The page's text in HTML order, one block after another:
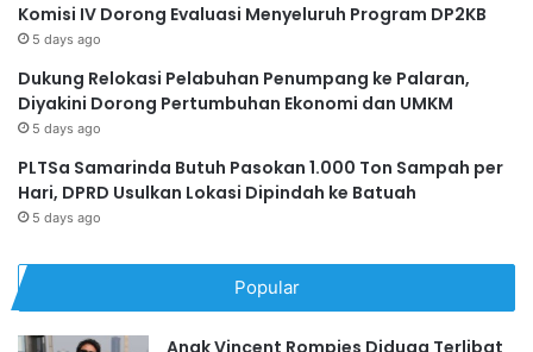
Komisi IV Dorong Evaluasi Menyeluruh Program DP2KB
5 days ago
Dukung Relokasi Pelabuhan Penumpang ke Palaran,
Diyakini Dorong Pertumbuhan Ekonomi dan UMKM
5 days ago
PLTSa Samarinda Butuh Pasokan 1.000 Ton Sampah per
Hari, DPRD Usulkan Lokasi Dipindah ke Batuah
5 days ago
Popular
Anak Vincent Rompies Diduga Terlibat